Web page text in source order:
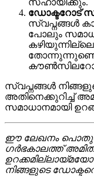
സഹായിക്കും.
ഡോക്ടറോട്
സ്വപ്നങ്ങൾ
പോലും
സ്വപ്നങ്ങൾ
അതിനെക്കുറിച്ച്
സമാധാനമായി
ഈ ലേഖനം
ഗർഭകാലത്ത്
നിങ്ങളുടെ